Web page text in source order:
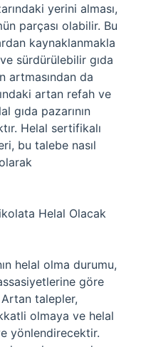
yerini alması,
parçası olabilir. Bu
kaynaklanmakla
sürdürülebilir gıda
artmasından da
artan refah ve
gıda pazarının
Helal sertifikalı
bu talebe nasıl
Helal Olacak
helal olma durumu,
göre
talepler,
olmaya ve helal
yönlendirecektir.